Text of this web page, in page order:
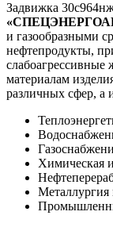
Задвижка
и газообразными
нефтепродукты,
материалам
различных сфер, а
Химическая